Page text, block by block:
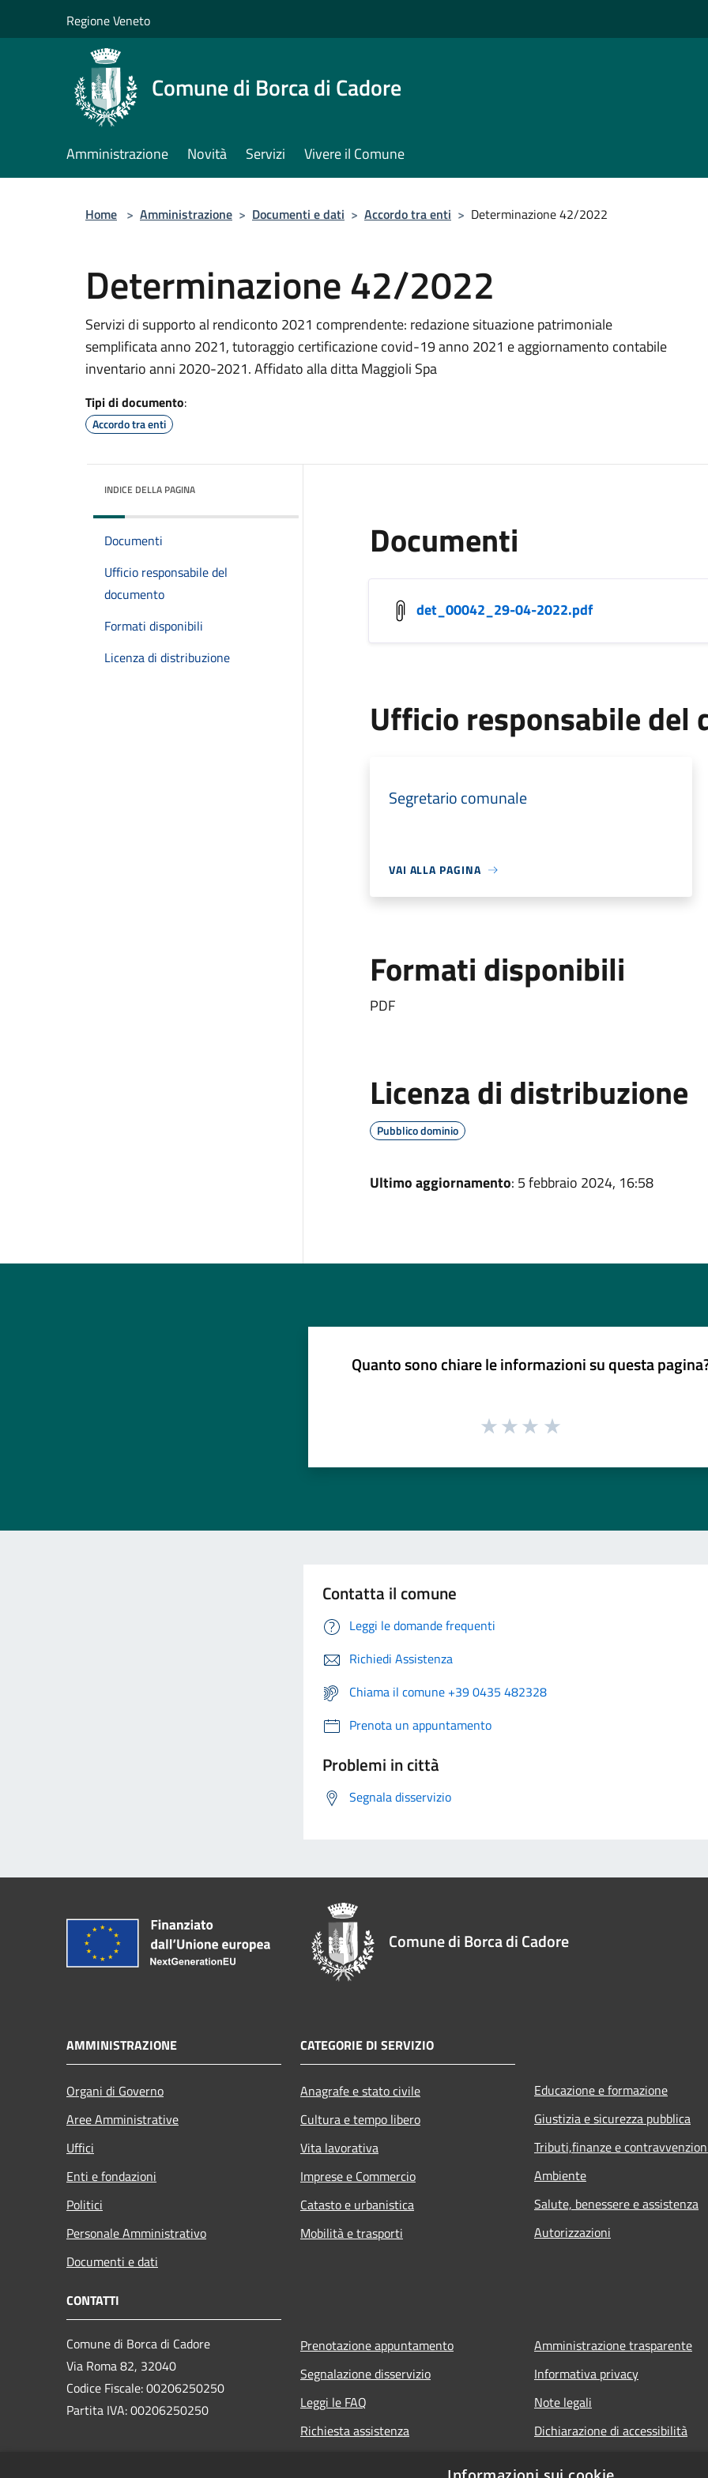
Regione Veneto
Comune di Borca di Cadore
Amministrazione Novità Servizi Vivere il Comune
Home > Amministrazione > Documenti e dati > Accordo tra enti > Determinazione 42/2022
Determinazione 42/2022
Servizi di supporto al rendiconto 2021 comprendente: redazione situazione patrimoniale
semplificata anno 2021, tutoraggio certificazione covid-19 anno 2021 e aggiornamento contabile
inventario anni 2020-2021. Affidato alla ditta Maggioli Spa
Tipi di documento:
Accordo tra enti
INDICE DELLA PAGINA
Documenti
Ufficio responsabile del
documento
Formati disponibili
Licenza di distribuzione
Documenti
det_00042_29-04-2022.pdf
Ufficio responsabile del
Segretario comunale
VAI ALLA PAGINA
Formati disponibili
PDF
Licenza di distribuzione
Pubblico dominio
Ultimo aggiornamento: 5 febbraio 2024, 16:58
Quanto sono chiare le informazioni su questa
Contatta il comune
Leggi le domande frequenti
Richiedi Assistenza
Chiama il comune +39 0435 482328
Prenota un appuntamento
Problemi in città
Segnala disservizio
Comune di Borca di Cadore
AMMINISTRAZIONE
Organi di Governo
Aree Amministrative
Uffici
Enti e fondazioni
Politici
Personale Amministrativo
Documenti e dati
CATEGORIE DI SERVIZIO
Anagrafe e stato civile
Cultura e tempo libero
Vita lavorativa
Imprese e Commercio
Catasto e urbanistica
Mobilità e trasporti
Educazione e formazione
Giustizia e sicurezza pubblica
Tributi,finanze e
Ambiente
Salute, benessere e assistenza
Autorizzazioni
CONTATTI
Comune di Borca di Cadore
Via Roma 82, 32040
Codice Fiscale: 00206250250
Partita IVA: 00206250250
Prenotazione appuntamento
Segnalazione disservizio
Leggi le FAQ
Richiesta assistenza
Amministrazione trasparente
Informativa privacy
Note legali
Dichiarazione di accessibilità